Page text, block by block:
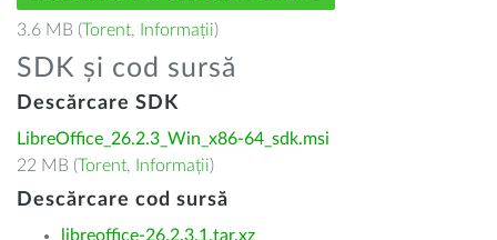
3.6 MB (Torent, Informații)
SDK și cod sursă
Descărcare SDK
LibreOffice_26.2.3_Win_x86-64_sdk.msi
22 MB (Torent, Informații)
Descărcare cod sursă
libreoffice-26.2.3.1.tar.xz